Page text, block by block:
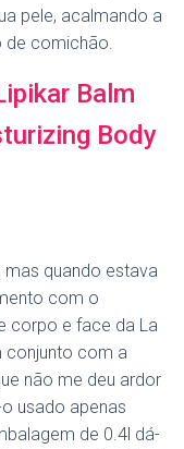
pele, acalmando a
de comichão.
Balm
Body
mas quando estava
com o
corpo e face da La
conjunto com a
não me deu ardor
usado apenas
de 0.4l dá-